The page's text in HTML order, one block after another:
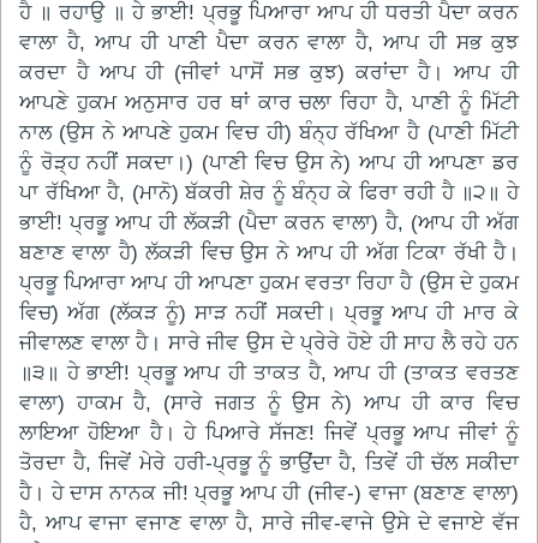
ਹੈ ॥ ਰਹਾਉ ॥ ਹੇ ਭਾਈ! ਪ੍ਰਭੂ ਪਿਆਰਾ ਆਪ ਹੀ ਧਰਤੀ ਪੈਦਾ ਕਰਨ
ਵਾਲਾ ਹੈ, ਆਪ ਹੀ ਪਾਣੀ ਪੈਦਾ ਕਰਨ ਵਾਲਾ ਹੈ, ਆਪ ਹੀ ਸਭ ਕੁਝ
ਕਰਦਾ ਹੈ ਆਪ ਹੀ (ਜੀਵਾਂ ਪਾਸੋਂ ਸਭ ਕੁਝ) ਕਰਾਂਦਾ ਹੈ। ਆਪ ਹੀ
ਆਪਣੇ ਹੁਕਮ ਅਨੁਸਾਰ ਹਰ ਥਾਂ ਕਾਰ ਚਲਾ ਰਿਹਾ ਹੈ, ਪਾਣੀ ਨੂੰ ਮਿੱਟੀ
ਨਾਲ (ਉਸ ਨੇ ਆਪਣੇ ਹੁਕਮ ਵਿਚ ਹੀ) ਬੰਨ੍ਹ ਰੱਖਿਆ ਹੈ (ਪਾਣੀ ਮਿੱਟੀ
ਨੂੰ ਰੋੜ੍ਹ ਨਹੀਂ ਸਕਦਾ।) (ਪਾਣੀ ਵਿਚ ਉਸ ਨੇ) ਆਪ ਹੀ ਆਪਣਾ ਡਰ
ਪਾ ਰੱਖਿਆ ਹੈ, (ਮਾਨੋ) ਬੱਕਰੀ ਸ਼ੇਰ ਨੂੰ ਬੰਨ੍ਹ ਕੇ ਫਿਰਾ ਰਹੀ ਹੈ ॥੨॥ ਹੇ
ਭਾਈ! ਪ੍ਰਭੂ ਆਪ ਹੀ ਲੱਕੜੀ (ਪੈਦਾ ਕਰਨ ਵਾਲਾ) ਹੈ, (ਆਪ ਹੀ ਅੱਗ
ਬਣਾਣ ਵਾਲਾ ਹੈ) ਲੱਕੜੀ ਵਿਚ ਉਸ ਨੇ ਆਪ ਹੀ ਅੱਗ ਟਿਕਾ ਰੱਖੀ ਹੈ।
ਪ੍ਰਭੂ ਪਿਆਰਾ ਆਪ ਹੀ ਆਪਣਾ ਹੁਕਮ ਵਰਤਾ ਰਿਹਾ ਹੈ (ਉਸ ਦੇ ਹੁਕਮ
ਵਿਚ) ਅੱਗ (ਲੱਕੜ ਨੂੰ) ਸਾੜ ਨਹੀਂ ਸਕਦੀ। ਪ੍ਰਭੂ ਆਪ ਹੀ ਮਾਰ ਕੇ
ਜੀਵਾਲਣ ਵਾਲਾ ਹੈ। ਸਾਰੇ ਜੀਵ ਉਸ ਦੇ ਪ੍ਰੇਰੇ ਹੋਏ ਹੀ ਸਾਹ ਲੈ ਰਹੇ ਹਨ
॥੩॥ ਹੇ ਭਾਈ! ਪ੍ਰਭੂ ਆਪ ਹੀ ਤਾਕਤ ਹੈ, ਆਪ ਹੀ (ਤਾਕਤ ਵਰਤਣ
ਵਾਲਾ) ਹਾਕਮ ਹੈ, (ਸਾਰੇ ਜਗਤ ਨੂੰ ਉਸ ਨੇ) ਆਪ ਹੀ ਕਾਰ ਵਿਚ
ਲਾਇਆ ਹੋਇਆ ਹੈ। ਹੇ ਪਿਆਰੇ ਸੱਜਣ! ਜਿਵੇਂ ਪ੍ਰਭੂ ਆਪ ਜੀਵਾਂ ਨੂੰ
ਤੋਰਦਾ ਹੈ, ਜਿਵੇਂ ਮੇਰੇ ਹਰੀ-ਪ੍ਰਭੂ ਨੂੰ ਭਾਉਂਦਾ ਹੈ, ਤਿਵੇਂ ਹੀ ਚੱਲ ਸਕੀਦਾ
ਹੈ। ਹੇ ਦਾਸ ਨਾਨਕ ਜੀ! ਪ੍ਰਭੂ ਆਪ ਹੀ (ਜੀਵ-) ਵਾਜਾ (ਬਣਾਣ ਵਾਲਾ)
ਹੈ, ਆਪ ਵਾਜਾ ਵਜਾਣ ਵਾਲਾ ਹੈ, ਸਾਰੇ ਜੀਵ-ਵਾਜੇ ਉਸੇ ਦੇ ਵਜਾਏ ਵੱਜ